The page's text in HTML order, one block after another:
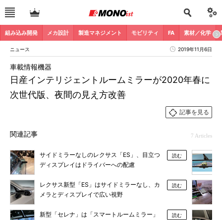
組み込み開発 メカ設計 製造マネジメント モビリティ FA 素材／化学
ニュース 2019年11月6日
日産インテリジェントルームミラーが2020年春に
次世代版、夜間の見え方改善
車載情報機器
記事を見る
関連記事 7 Articles
サイドミラーなしのレクサス「ES」、目立つ
ディスプレイはドライバーへの配慮
読む
レクサス新型「ES」はサイドミラーなし、カ
メラとディスプレイで広い視野
読む
新型「セレナ」は「スマートルームミラー」
読む